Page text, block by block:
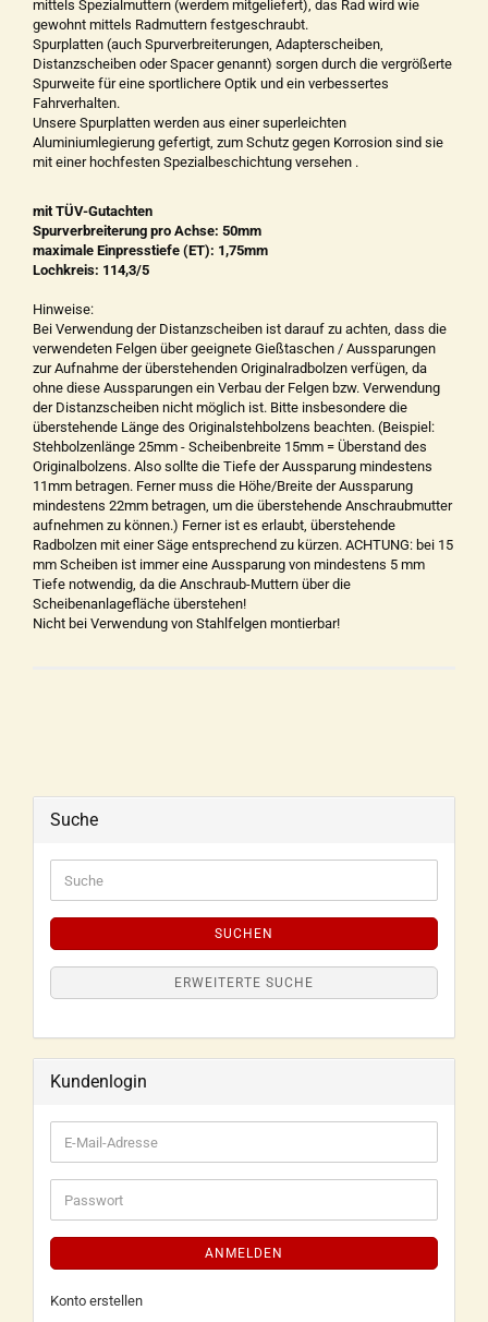
mittels Spezialmuttern (werdem mitgeliefert), das Rad wird wie
gewohnt mittels Radmuttern festgeschraubt.
Spurplatten (auch Spurverbreiterungen, Adapterscheiben,
Distanzscheiben oder Spacer genannt) sorgen durch die vergrößerte
Spurweite für eine sportlichere Optik und ein verbessertes
Fahrverhalten.
Unsere Spurplatten werden aus einer superleichten
Aluminiumlegierung gefertigt, zum Schutz gegen Korrosion sind sie
mit einer hochfesten Spezialbeschichtung versehen .
mit TÜV-Gutachten
Spurverbreiterung pro Achse: 50mm
maximale Einpresstiefe (ET): 1,75mm
Lochkreis: 114,3/5
Hinweise:
Bei Verwendung der Distanzscheiben ist darauf zu achten, dass die
verwendeten Felgen über geeignete Gießtaschen / Aussparungen
zur Aufnahme der überstehenden Originalradbolzen verfügen, da
ohne diese Aussparungen ein Verbau der Felgen bzw. Verwendung
der Distanzscheiben nicht möglich ist. Bitte insbesondere die
überstehende Länge des Originalstehbolzens beachten. (Beispiel:
Stehbolzenlänge 25mm - Scheibenbreite 15mm = Überstand des
Originalbolzens. Also sollte die Tiefe der Aussparung mindestens
11mm betragen. Ferner muss die Höhe/Breite der Aussparung
mindestens 22mm betragen, um die überstehende Anschraubmutter
aufnehmen zu können.) Ferner ist es erlaubt, überstehende
Radbolzen mit einer Säge entsprechend zu kürzen. ACHTUNG: bei 15
mm Scheiben ist immer eine Aussparung von mindestens 5 mm
Tiefe notwendig, da die Anschraub-Muttern über die
Scheibenanlagefläche überstehen!
Nicht bei Verwendung von Stahlfelgen montierbar!
Suche
SUCHEN
ERWEITERTE SUCHE
Kundenlogin
ANMELDEN
Konto erstellen